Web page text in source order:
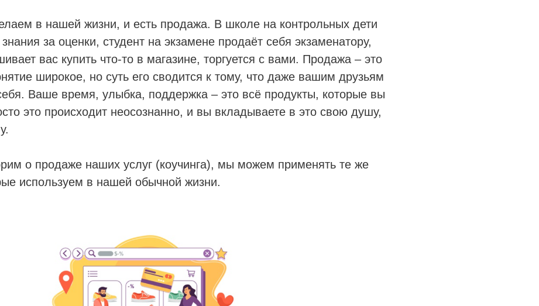
в нашей жизни, и есть продажа. В школе на контрольных дети
за оценки, студент на экзамене продаёт себя экзаменатору,
вас купить что-то в магазине, торгуется с вами. Продажа – это
широкое, но суть его сводится к тому, что даже вашим друзьям
Ваше время, улыбка, поддержка – это всё продукты, которые вы
это происходит неосознанно, и вы вкладываете в это свою душу,
о продаже наших услуг (коучинга), мы можем применять те же
используем в нашей обычной жизни.